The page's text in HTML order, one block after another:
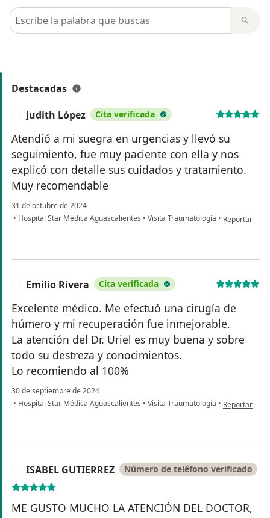
Busca en opiniones
Destacadas
Judith López Cita verificada
Atendió a mi suegra en urgencias y llevó su
seguimiento, fue muy paciente con ella y nos
explicó con detalle sus cuidados y tratamiento.
Muy recomendable
31 de octubre de 2024
• Hospital Star Médica Aguascalientes • Visita Traumatología • en opinión
Reportar
Emilio Rivera Cita verificada
Excelente médico. Me efectuó una cirugía de
húmero y mi recuperación fue inmejorable.
La atención del Dr. Uriel es muy buena y sobre
todo su destreza y conocimientos.
Lo recomiendo al 100%
30 de septiembre de 2024
• Hospital Star Médica Aguascalientes • Visita Traumatología • en opinión
Reportar
ISABEL GUTIERREZ Número de teléfono verificado
ME GUSTO MUCHO LA ATENCIÓN DEL DOCTOR,